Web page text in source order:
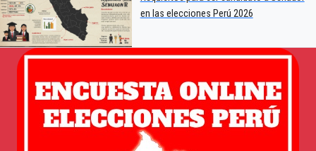
en las elecciones Perú 2026